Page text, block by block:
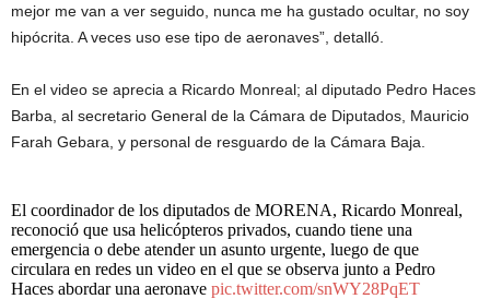
mejor me van a ver seguido, nunca me ha gustado ocultar, no soy
hipócrita. A veces uso ese tipo de aeronaves”, detalló.
En el video se aprecia a Ricardo Monreal; al diputado Pedro Haces
Barba, al secretario General de la Cámara de Diputados, Mauricio
Farah Gebara, y personal de resguardo de la Cámara Baja.
El coordinador de los diputados de MORENA, Ricardo Monreal,
reconoció que usa helicópteros privados, cuando tiene una
emergencia o debe atender un asunto urgente, luego de que
circulara en redes un video en el que se observa junto a Pedro
Haces abordar una aeronave pic.twitter.com/snWY28PqET